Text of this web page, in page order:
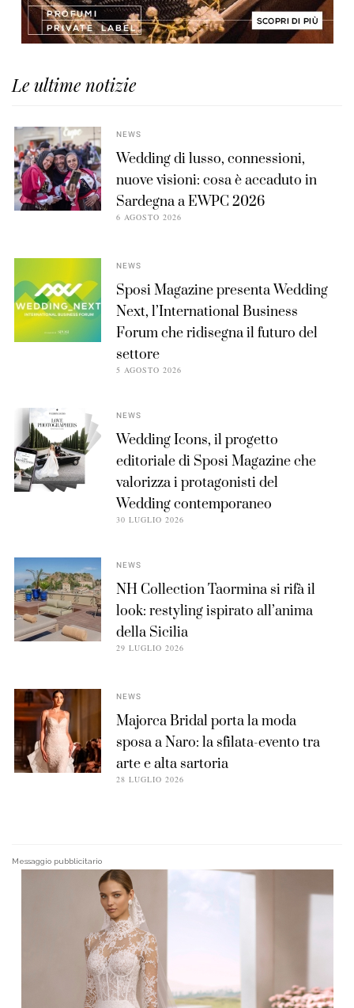
Le ultime notizie
NEWS
Wedding di lusso, connessioni,
nuove visioni: cosa è accaduto in
Sardegna a EWPC 2026
6 AGOSTO 2026
NEWS
Sposi Magazine presenta Wedding
Next, l’International Business
Forum che ridisegna il futuro del
settore
5 AGOSTO 2026
NEWS
Wedding Icons, il progetto
editoriale di Sposi Magazine che
valorizza i protagonisti del
Wedding contemporaneo
30 LUGLIO 2026
NEWS
NH Collection Taormina si rifà il
look: restyling ispirato all’anima
della Sicilia
29 LUGLIO 2026
NEWS
Majorca Bridal porta la moda
sposa a Naro: la sfilata-evento tra
arte e alta sartoria
28 LUGLIO 2026
Messaggio pubblicitario